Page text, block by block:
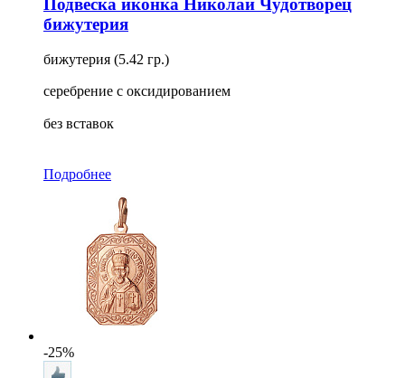
Подвеска иконка Николай Чудотворец
бижутерия
бижутерия (5.42 гр.)
серебрение с оксидированием
без вставок
Подробнее
-25%